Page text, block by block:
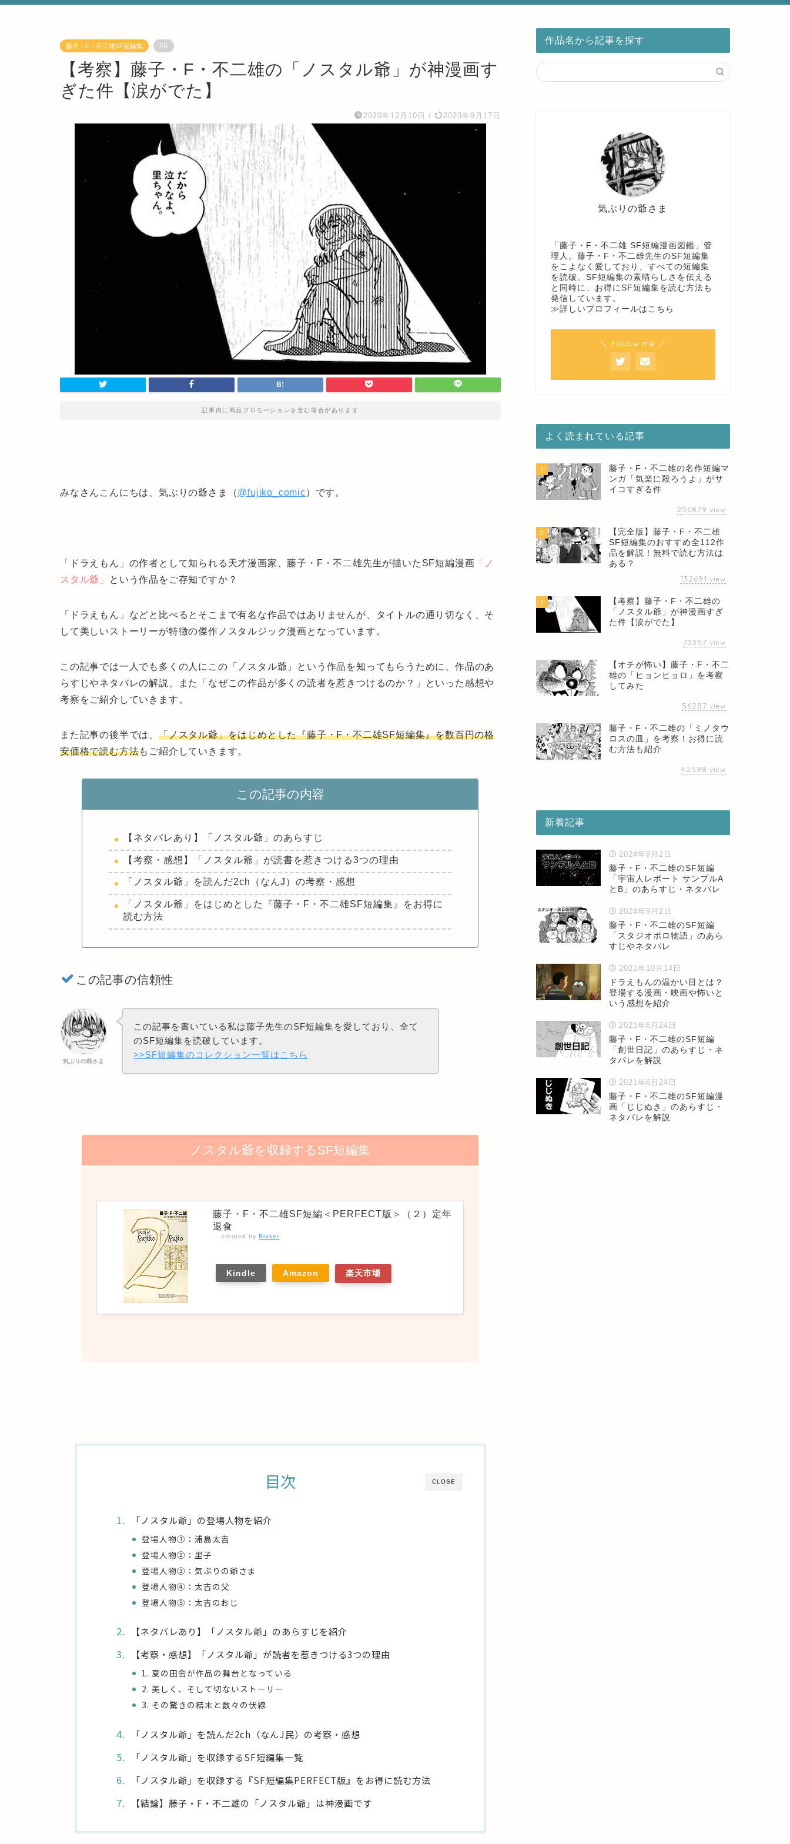
藤子・F・不二雄SF短編集 PR
【考察】藤子・F・不二雄の「ノスタル爺」が神漫画す
ぎた件【涙がでた】
2020年12月10日 / 2023年9月17日
記事内に商品プロモーションを含む場合があります
みなさんこんにちは、気ぶりの爺さま（@fujiko_comic）です。
「ドラえもん」の作者として知られる天才漫画家、藤子・F・不二雄先生が描いたSF短編漫画 「ノ
スタル爺」
という作品をご存知ですか？
「ドラえもん」などと比べるとそこまで有名な作品ではありませんが、タイトルの通り切なく、そ
して美しいストーリーが特徴の傑作ノスタルジック漫画となっています。
この記事では一人でも多くの人にこの「ノスタル爺」という作品を知ってもらうために、作品のあ
らすじやネタバレの解説、また
「なぜこの作品が多くの読者を惹きつけるのか？」
といった感想や
考察をご紹介していきます。
また記事の後半では、 「ノスタル爺」をはじめとした『藤子・F・不二雄SF短編集』を数百円の格
安価格で読む方法もご紹介していきます。
この記事の内容
【ネタバレあり】「ノスタル爺」のあらすじ
【考察・感想】「ノスタル爺」が読書を惹きつける3つの理由
「ノスタル爺」を読んだ2ch（なんJ）の考察・感想
「ノスタル爺」をはじめとした『藤子・F・不二雄SF短編集』をお得に
読む方法
この記事の信頼性
気ぶりの爺さま
この記事を書いている私は藤子先生のSF短編集を愛しており、全て
のSF短編集を読破しています。
>>SF短編集のコレクション一覧はこちら
ノスタル爺を収録するSF短編集
藤子・F・不二雄SF短編＜PERFECT版＞（２）定年
退食
created byRinker
Kindle Amazon 楽天市場
CLOSE
目次
「ノスタル爺」の登場人物を紹介
登場人物①：浦島太吉
登場人物②：里子
登場人物③：気ぶりの爺さま
登場人物④：太吉の父
登場人物⑤：太吉のおじ
【ネタバレあり】「ノスタル爺」のあらすじを紹介
【考察・感想】「ノスタル爺」が読者を惹きつける3つの理由
1. 夏の田舎が作品の舞台となっている
2. 美しく、そして切ないストーリー
3. その驚きの結末と数々の伏線
「ノスタル爺」を読んだ2ch（なんJ民）の考察・感想
「ノスタル爺」を収録するSF短編集一覧
「ノスタル爺」を収録する『SF短編集PERFECT版』をお得に読む方法
【結論】藤子・F・不二雄の「ノスタル爺」は神漫画です
作品名から記事を探す
気ぶりの爺さま
「藤子・F・不二雄 SF短編漫画図鑑」管
理人。藤子・F・不二雄先生のSF短編集
をこよなく愛しており、すべての短編集
を読破。SF短編集の素晴らしさを伝える
と同時に、お得にSF短編集を読む方法も
発信しています。
≫詳しいプロフィールはこちら
＼ Follow me ／
よく読まれている記事
1
藤子・F・不二雄の名作短編マ
ンガ「気楽に殺ろうよ」がサ
イコすぎる件
256879 view
2
【完全版】藤子・F・不二雄
SF短編集のおすすめ全112作
品を解説！無料で読む方法は
ある？
132691 view
3
【考察】藤子・F・不二雄の
「ノスタル爺」が神漫画すぎ
た件【涙がでた】
73357 view
4
【オチが怖い】藤子・F・不二
雄の「ヒョンヒョロ」を考察
してみた
56287 view
5
藤子・F・不二雄の「ミノタウ
ロスの皿」を考察！お得に読
む方法も紹介
42598 view
新着記事
2024年9月2日
藤子・F・不二雄のSF短編
「宇宙人レポート サンプルA
とB」のあらすじ・ネタバレ
2024年9月2日
藤子・F・不二雄のSF短編
「スタジオボロ物語」のあら
すじやネタバレ
2021年10月14日
ドラえもんの温かい目とは？
登場する漫画・映画や怖いと
いう感想を紹介
2021年6月24日
藤子・F・不二雄のSF短編
「創世日記」のあらすじ・ネ
タバレを解説
2021年6月24日
藤子・F・不二雄のSF短編漫
画「じじぬき」のあらすじ・
ネタバレを解説